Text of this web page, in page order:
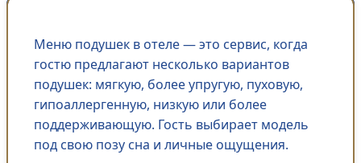
Меню подушек в отеле — это сервис, когда
гостю предлагают несколько вариантов
подушек: мягкую, более упругую, пуховую,
гипоаллергенную, низкую или более
поддерживающую. Гость выбирает модель
под свою позу сна и личные ощущения.